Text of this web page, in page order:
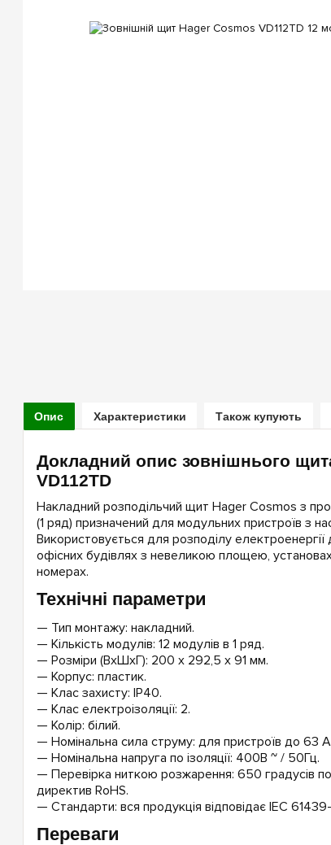
Опис Характеристики Також купують
Докладний опис зовнішнього
VD112TD
Накладний розподільчий щит Hager Cosmos з
(1 ряд) призначений для модульних пристроїв з
Використовується для розподілу
офісних будівлях з невеликою площею,
номерах.
Технічні параметри
— Тип монтажу: накладний.
— Кількість модулів: 12 модулів в 1 ряд.
— Розміри (ВxШxГ): 200 x 292,5 x 91 мм.
— Корпус: пластик.
— Клас захисту: IP40.
— Клас електроізоляції: 2.
— Колір: білий.
— Номінальна сила струму: для пристроїв до 63
— Номінальна напруга по ізоляції: 400В ~ / 50Гц.
— Перевірка ниткою розжарення: 650 градусів
директив RoHS.
— Стандарти: вся продукція відповідає IEC 61439-
Переваги